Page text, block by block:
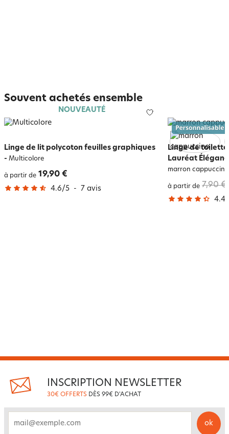
Souvent achetés ensemble
NOUVEAUTÉ
Linge de lit polycoton feuilles graphiques
- Multicolore
à partir de 19,90 €
4.6/5 - 7 avis
Linge de toilette
Lauréat
marron cappuccino
à partir de 7,90 €
4.4
INSCRIPTION NEWSLETTER
30€ OFFERTS DÈS 99€ D'ACHAT
ok